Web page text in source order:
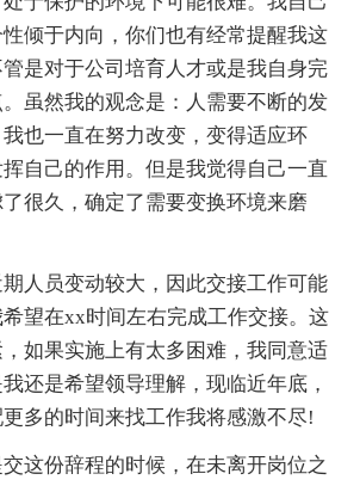
倾于内向，你们也有经常提醒我这
是对于公司培育人才或是我自身完
虽然我的观念是：人需要不断的发
也一直在努力改变，变得适应环
自己的作用。但是我觉得自己一直
很久，确定了需要变换环境来磨
人员变动较大，因此交接工作可能
望在xx时间左右完成工作交接。这
如果实施上有太多困难，我同意适
还是希望领导理解，现临近年底，
多的时间来找工作我将感激不尽!
这份辞程的时候，在未离开岗位之